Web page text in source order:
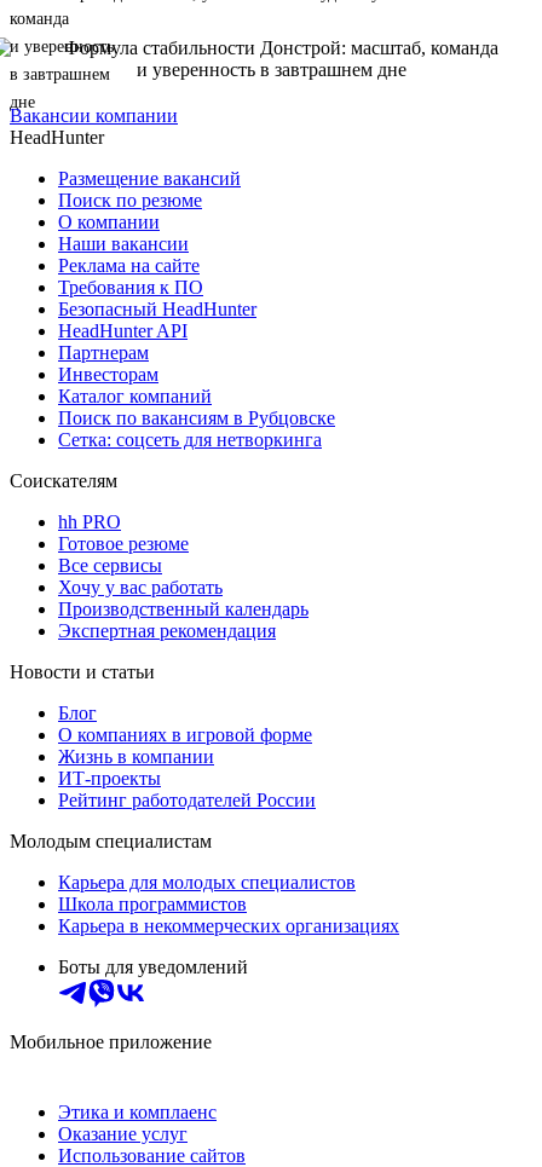
Вакансии компании
HeadHunter
Размещение вакансий
Поиск по резюме
О компании
Наши вакансии
Реклама на сайте
Требования к ПО
Безопасный HeadHunter
HeadHunter API
Партнерам
Инвесторам
Каталог компаний
Поиск по вакансиям в Рубцовске
Сетка: соцсеть для нетворкинга
Соискателям
hh PRO
Готовое резюме
Все сервисы
Хочу у вас работать
Производственный календарь
Экспертная рекомендация
Новости и статьи
Блог
О компаниях в игровой форме
Жизнь в компании
ИТ-проекты
Рейтинг работодателей России
Молодым специалистам
Карьера для молодых специалистов
Школа программистов
Карьера в некоммерческих организациях
Боты для уведомлений
Мобильное приложение
Этика и комплаенс
Оказание услуг
Использование сайтов